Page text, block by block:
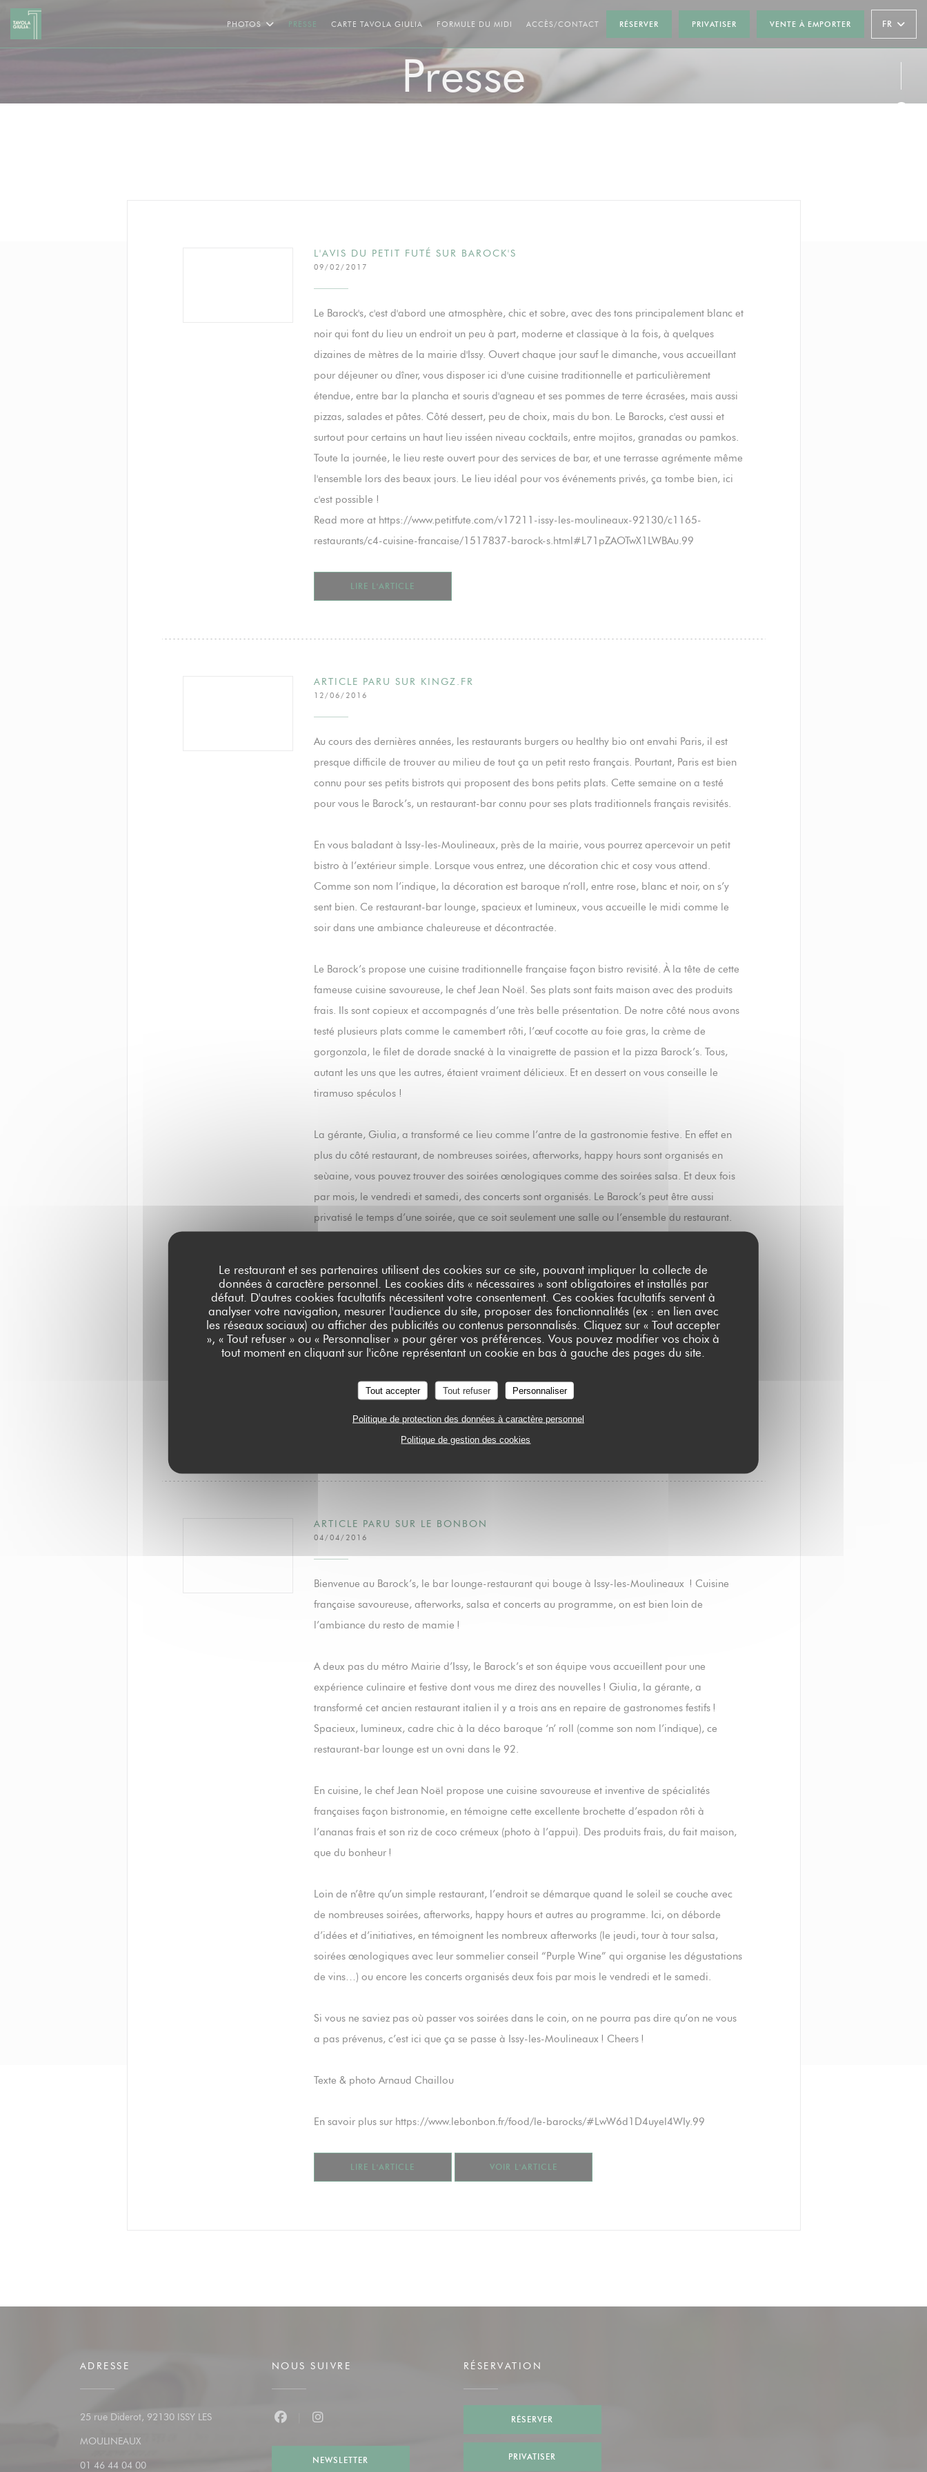
Personnalisation de vos choix en matière de cookies
Le restaurant et ses partenaires utilisent des cookies sur ce site, pouvant impliquer la collecte de
données à caractère personnel. Les cookies dits « nécessaires » sont obligatoires et installés par
défaut. D'autres cookies facultatifs nécessitent votre consentement. Ces cookies facultatifs servent à
analyser votre navigation, mesurer l'audience du site, proposer des fonctionnalités (ex : en lien avec
les réseaux sociaux) ou afficher des publicités ou contenus personnalisés. Cliquez sur « Tout accepter
», « Tout refuser » ou « Personnaliser » pour gérer vos préférences. Vous pouvez modifier vos choix à
tout moment en cliquant sur l'icône représentant un cookie en bas à gauche des pages du site.
Tout accepter Tout refuser Personnaliser
Politique de protection des données à caractère personnel
Politique de gestion des cookies
PHOTOS PRESSE CARTE TAVOLA GIULIA ((OUVRE UNE NOUVELLE FENÊTRE))
FORMULE DU MIDI ((OUVRE UNE NOUVELLE FENÊTRE))
ACCÈS/CONTACT RÉSERVER PRIVATISER VENTE À EMPORTER FR
Presse
L'AVIS DU PETIT FUTÉ SUR BAROCK'S
09/02/2017
Le Barock's, c'est d'abord une atmosphère, chic et sobre, avec des tons principalement blanc et
noir qui font du lieu un endroit un peu à part, moderne et classique à la fois, à quelques
dizaines de mètres de la mairie d'Issy. Ouvert chaque jour sauf le dimanche, vous accueillant
pour déjeuner ou dîner, vous disposer ici d'une cuisine traditionnelle et particulièrement
étendue, entre bar la plancha et souris d'agneau et ses pommes de terre écrasées, mais aussi
pizzas, salades et pâtes. Côté dessert, peu de choix, mais du bon. Le Barocks, c'est aussi et
surtout pour certains un haut lieu isséen niveau cocktails, entre mojitos, granadas ou pamkos.
Toute la journée, le lieu reste ouvert pour des services de bar, et une terrasse agrémente même
l'ensemble lors des beaux jours. Le lieu idéal pour vos événements privés, ça tombe bien, ici
c'est possible !
Read more at https://www.petitfute.com/v17211-issy-les-moulineaux-92130/c1165-
restaurants/c4-cuisine-francaise/1517837-barock-s.html#L71pZAOTwX1LWBAu.99
LIRE L'ARTICLE
ARTICLE PARU SUR KINGZ.FR
12/06/2016
Au cours des dernières années, les restaurants burgers ou healthy bio ont envahi Paris, il est
presque difficile de trouver au milieu de tout ça un petit resto français. Pourtant, Paris est bien
connu pour ses petits bistrots qui proposent des bons petits plats. Cette semaine on a testé
pour vous le Barock’s, un restaurant-bar connu pour ses plats traditionnels français revisités.
En vous baladant à Issy-les-Moulineaux, près de la mairie, vous pourrez apercevoir un petit
bistro à l’extérieur simple. Lorsque vous entrez, une décoration chic et cosy vous attend.
Comme son nom l’indique, la décoration est baroque n’roll, entre rose, blanc et noir, on s’y
sent bien. Ce restaurant-bar lounge, spacieux et lumineux, vous accueille le midi comme le
soir dans une ambiance chaleureuse et décontractée.
Le Barock’s propose une cuisine traditionnelle française façon bistro revisité. À la tête de cette
fameuse cuisine savoureuse, le chef Jean Noël. Ses plats sont faits maison avec des produits
frais. Ils sont copieux et accompagnés d’une très belle présentation. De notre côté nous avons
testé plusieurs plats comme le camembert rôti, l’œuf cocotte au foie gras, la crème de
gorgonzola, le filet de dorade snacké à la vinaigrette de passion et la pizza Barock’s. Tous,
autant les uns que les autres, étaient vraiment délicieux. Et en dessert on vous conseille le
tiramuso spéculos !
La gérante, Giulia, a transformé ce lieu comme l’antre de la gastronomie festive. En effet en
plus du côté restaurant, de nombreuses soirées, afterworks, happy hours sont organisés en
seùaine, vous pouvez trouver des soirées œnologiques comme des soirées salsa. Et deux fois
par mois, le vendredi et samedi, des concerts sont organisés. Le Barock’s peut être aussi
privatisé le temps d’une soirée, que ce soit seulement une salle ou l’ensemble du restaurant.
repas ou une soirée. On vous aura prévenu, à Issy-les-Moulineaux, c’est au Barock’s que ça se
passe !
Le Barok’s, 25 Rue Diderot, 92130 Issy-les-Moulineaux
MANON JALBERT | KINGZ.FR
((OUVRE UNE NOUVELLE FENÊTRE))
ARTICLE PARU SUR LE BONBON
04/04/2016
Bienvenue au Barock’s, le bar lounge-restaurant qui bouge à Issy-les-Moulineaux ! Cuisine
française savoureuse, afterworks, salsa et concerts au programme, on est bien loin de
l’ambiance du resto de mamie !
A deux pas du métro Mairie d’Issy, le Barock’s et son équipe vous accueillent pour une
expérience culinaire et festive dont vous me direz des nouvelles ! Giulia, la gérante, a
transformé cet ancien restaurant italien il y a trois ans en repaire de gastronomes festifs !
Spacieux, lumineux, cadre chic à la déco baroque ‘n’ roll (comme son nom l’indique), ce
restaurant-bar lounge est un ovni dans le 92.
En cuisine, le chef Jean Noël propose une cuisine savoureuse et inventive de spécialités
françaises façon bistronomie, en témoigne cette excellente brochette d’espadon rôti à
l’ananas frais et son riz de coco crémeux (photo à l’appui). Des produits frais, du fait maison,
que du bonheur !
Loin de n’être qu’un simple restaurant, l’endroit se démarque quand le soleil se couche avec
de nombreuses soirées, afterworks, happy hours et autres au programme. Ici, on déborde
d’idées et d’initiatives, en témoignent les nombreux afterworks (le jeudi, tour à tour salsa,
soirées œnologiques avec leur sommelier conseil “Purple Wine” qui organise les dégustations
de vins…) ou encore les concerts organisés deux fois par mois le vendredi et le samedi.
Si vous ne saviez pas où passer vos soirées dans le coin, on ne pourra pas dire qu’on ne vous
a pas prévenus, c’est ici que ça se passe à Issy-les-Moulineaux ! Cheers !
Texte & photo Arnaud Chaillou
En savoir plus sur https://www.lebonbon.fr/food/le-barocks/#LwW6d1D4uyel4WIy.99
LIRE L'ARTICLE ((OUVRE UNE NOUVELLE FENÊTRE))
VOIR L'ARTICLE((OUVRE UNE NOUVELLE FENÊTRE))
ADRESSE
25 rue Diderot, 92130 ISSY LES
MOULINEAUX((ouvre une nouvelle fenêtre))
01 46 44 04 00
NOUS SUIVRE
NEWSLETTER
RÉSERVATION
RÉSERVER
PRIVATISER